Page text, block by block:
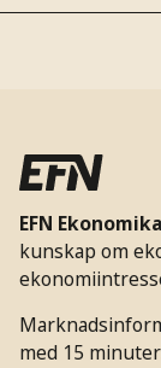
EFN
kunskap om
med 15